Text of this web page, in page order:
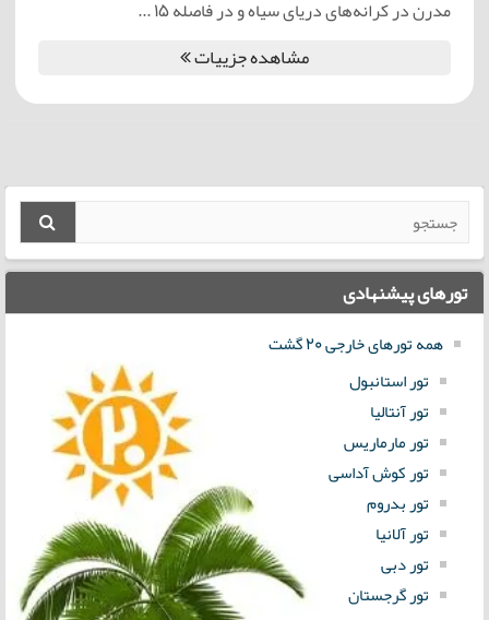
مدرن در کرانه‌های دریای سیاه و در فاصله 15 ...
مشاهده جزییات
تورهای پیشنهادی
همه تورهای خارجی 20 گشت
تور استانبول
تور آنتالیا
تور مارماریس
تور کوش آداسی
تور بدروم
تور آلانیا
تور دبی
تور گرجستان